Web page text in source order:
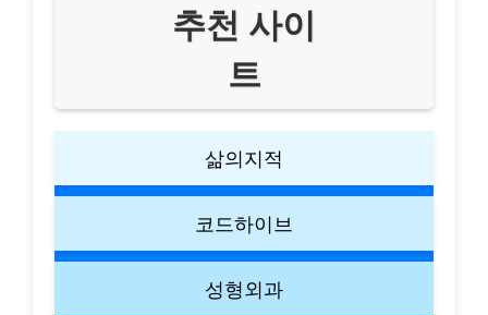
추천 사이
트
삶의지적
코드하이브
성형외과